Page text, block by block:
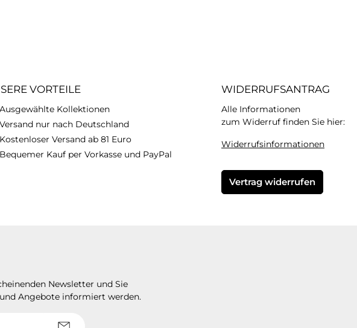
VORTEILE
Ausgewählte Kollektionen
Versand nur nach Deutschland
Kostenloser Versand ab 81 Euro
Bequemer Kauf per Vorkasse und PayPal
WIDERRUFSANTRAG
Alle Informationen
zum Widerruf finden Sie hier:
Widerrufsinformationen
Vertrag widerrufen
Newsletter und Sie
Angebote informiert werden.